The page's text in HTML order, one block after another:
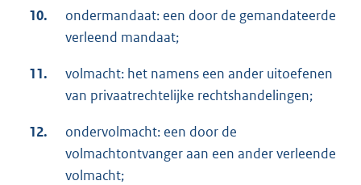
10.
ondermandaat: een door de gemandateerde
verleend mandaat;
11.
volmacht: het namens een ander uitoefenen
van privaatrechtelijke rechtshandelingen;
12.
ondervolmacht: een door de
volmachtontvanger aan een ander verleende
volmacht;